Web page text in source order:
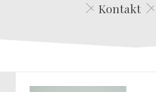
Kontakt